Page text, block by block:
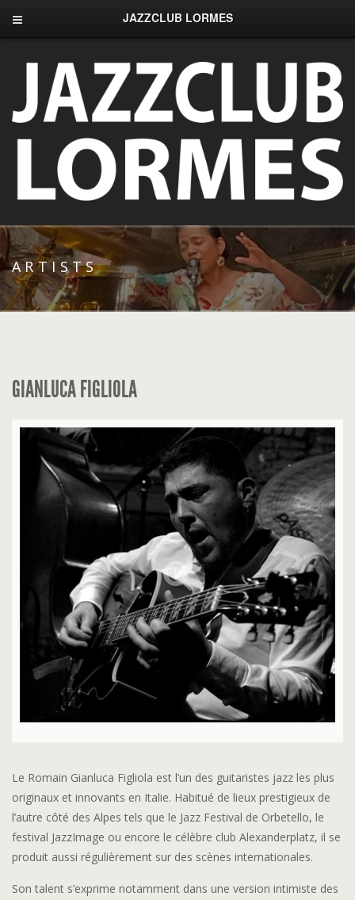
JAZZCLUB LORMES
ARTISTS
GIANLUCA FIGLIOLA
Le Romain Gianluca Figliola est l’un des guitaristes jazz les plus
originaux et innovants en Italie. Habitué de lieux prestigieux de
l’autre côté des Alpes tels que le Jazz Festival de Orbetello, le
festival JazzImage ou encore le célèbre club Alexanderplatz, il se
produit aussi régulièrement sur des scènes internationales.
Son talent s’exprime notamment dans une version intimiste des